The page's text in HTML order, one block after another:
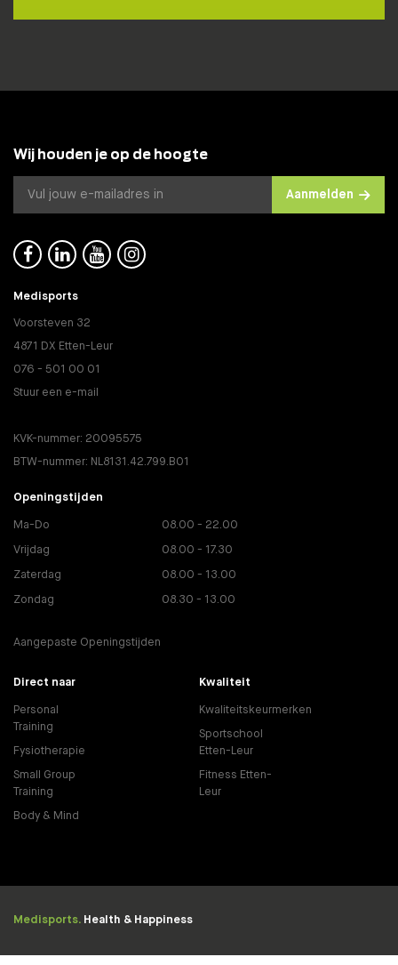
Wij houden je op de hoogte
Aanmelden
   
Medisports
Voorsteven 32
4871 DX Etten-Leur
076 - 501 00 01
Stuur een e-mail
KVK-nummer: 20095575
BTW-nummer: NL8131.42.799.B01
Openingstijden
Ma-Do 08.00 - 22.00
Vrijdag 08.00 - 17.30
Zaterdag 08.00 - 13.00
Zondag 08.30 - 13.00
Aangepaste Openingstijden
Direct naar
Personal
Training
Fysiotherapie
Small Group
Training
Body & Mind
Kwaliteit
Kwaliteitskeurmerken
Sportschool
Etten-Leur
Fitness Etten-
Leur
Medisports. Health & Happiness